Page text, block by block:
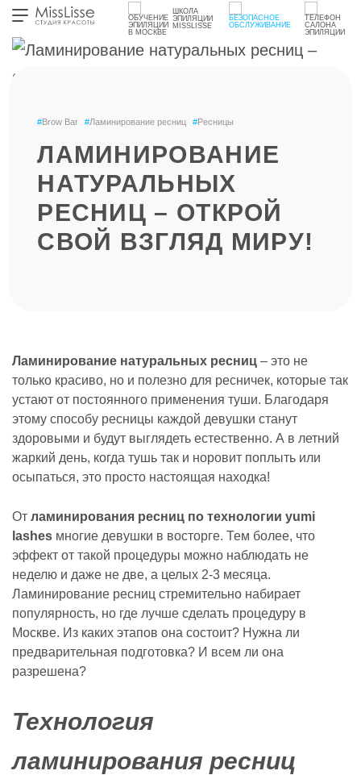
ШКОЛА
ЭПИЛЯЦИИ
MISSLISSE
#Brow Bar #Ламинирование ресниц #Ресницы
ЛАМИНИРОВАНИЕ
НАТУРАЛЬНЫХ
РЕСНИЦ – ОТКРОЙ
СВОЙ ВЗГЛЯД МИРУ!
Ламинирование натуральных ресниц – это не
только красиво, но и полезно для ресничек, которые так
устают от постоянного применения туши. Благодаря
этому способу ресницы каждой девушки станут
здоровыми и будут выглядеть естественно. А в летний
жаркий день, когда тушь так и норовит поплыть или
осыпаться, это просто настоящая находка!
От ламинирования ресниц по технологии yumi
lashes многие девушки в восторге. Тем более, что
эффект от такой процедуры можно наблюдать не
неделю и даже не две, а целых 2-3 месяца.
Ламинирование ресниц стремительно набирает
популярность, но где лучше сделать процедуру в
Москве. Из каких этапов она состоит? Нужна ли
предварительная подготовка? И всем ли она
разрешена?
Технология
ламинирования ресниц